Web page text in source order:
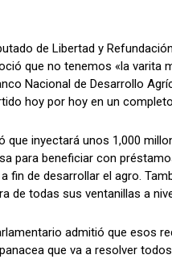
Comparta
X WhatsApp
Síganos
Comparta
X WhatsApp
Síganos
de Libertad y
que no tenemos «la varita
Nacional de Desarrollo
hoy por hoy en un
que inyectará unos 1,000
para beneficiar con
fin de desarrollar el agro.
de todas sus ventanillas a
admitió que esos
que va a resolver